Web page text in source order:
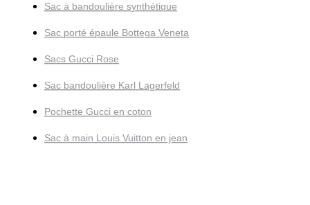
Sac à bandoulière synthétique
Sac porté épaule Bottega Veneta
Sacs Gucci Rose
Sac bandoulière Karl Lagerfeld
Pochette Gucci en coton
Sac à main Louis Vuitton en jean